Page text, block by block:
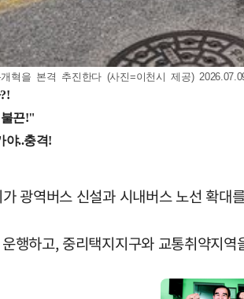
혁을 본격 추진한다 (사진=이천시 제공)
광역버스 신설과 시내버스 노선 확대
행하고, 중리택지지구와 교통취약지